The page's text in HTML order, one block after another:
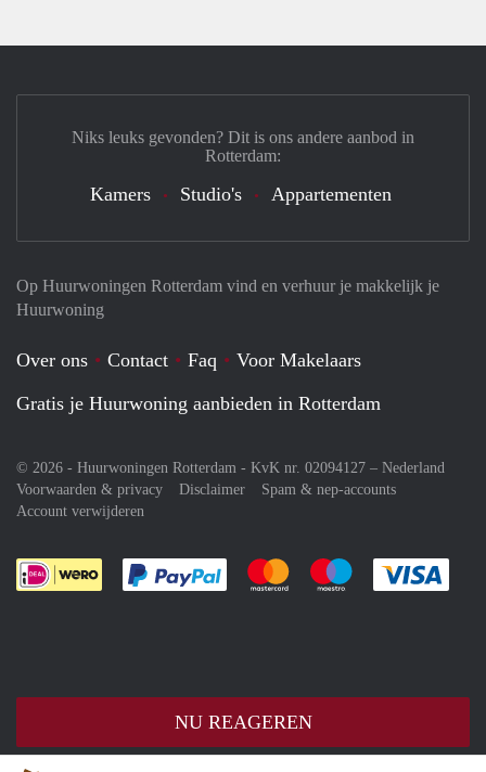
NU REAGEREN
Op Huurwoningen Rotterdam vind en verhuur je makkelijk je
Huurwoning
Over ons Contact Faq
Voor Makelaars
Gratis je Huurwoning aanbieden in Rotterdam
© 2026 - Huurwoningen Rotterdam - KvK nr. 02094127 – Nederland
Voorwaarden & privacy
Disclaimer
Spam & nep-accounts
Account verwijderen
Je rekent gemakkelijk af met Paypal
Je rekent gemakkelijk af met
Je rekent
Niks leuks gevonden? Dit is ons andere aanbod in
Rotterdam:
Kamers Studio's Appartementen